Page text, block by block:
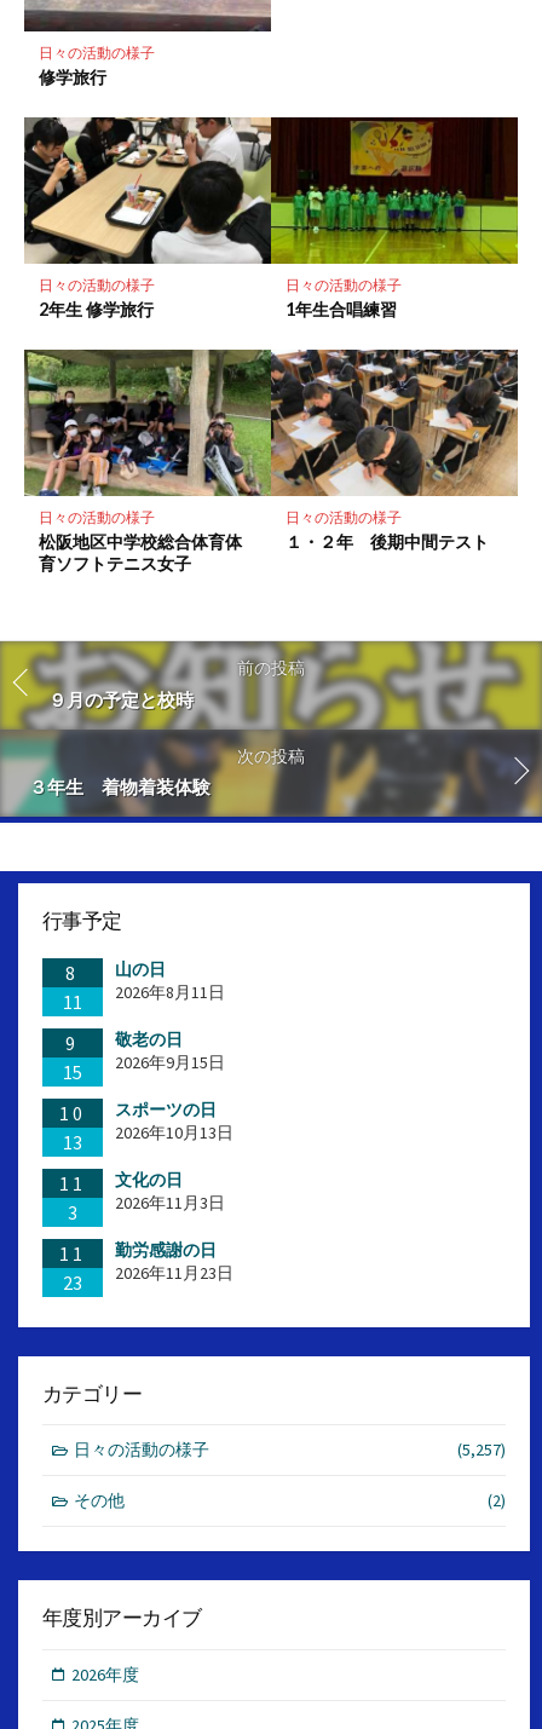
日々の活動の様子
修学旅行
日々の活動の様子
2年生 修学旅行
日々の活動の様子
1年生合唱練習
日々の活動の様子
松阪地区中学校総合体育体
育ソフトテニス女子
日々の活動の様子
１・２年 後期中間テスト
前の投稿
９月の予定と校時
次の投稿
３年生 着物着装体験
行事予定
8
11
山の日
2026年8月11日
9
15
敬老の日
2026年9月15日
10
13
スポーツの日
2026年10月13日
11
3
文化の日
2026年11月3日
11
23
勤労感謝の日
2026年11月23日
カテゴリー
日々の活動の様子 (5,257)
その他 (2)
年度別アーカイブ
2026年度